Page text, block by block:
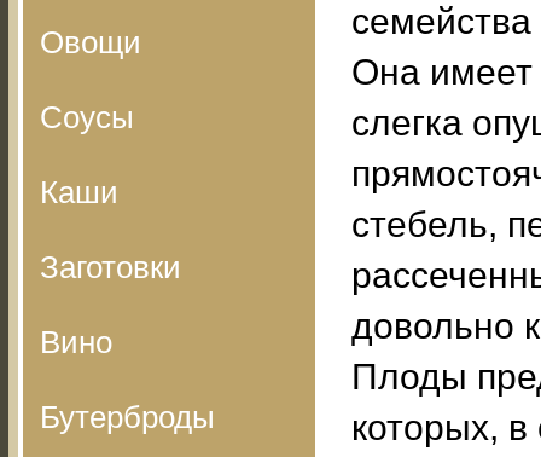
Овощи
Соусы
Каши
Заготовки
Вино
Бутерброды
Она имеет
слегка
стебель,
довольно
Плоды
которых, в